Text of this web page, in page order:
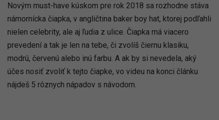
Novým must-have kúskom pre rok 2018 sa rozhodne stáva
námornícka čiapka, v angličtina baker boy hat, ktorej podľahli
nielen celebrity, ale aj ľudia z ulice. Čiapka má viacero
prevedení a tak je len na tebe, či zvolíš čiernu klasiku,
modrú, červenú alebo inú farbu. A ak by si nevedela, aký
účes nosiť zvoliť k tejto čiapke, vo videu na konci článku
nájdeš 5 rôznych nápadov s návodom.